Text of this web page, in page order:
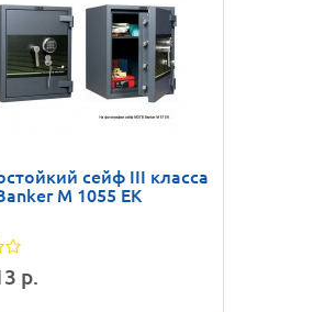
сейф III класса
M 1055 EK
р.